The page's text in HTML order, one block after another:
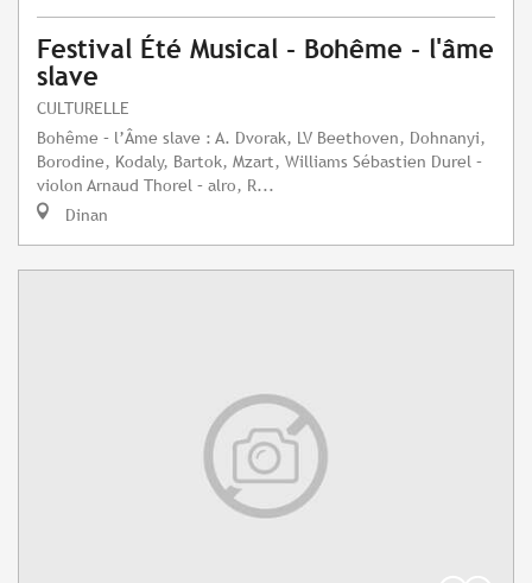
Festival Été Musical - Bohême - l'âme
slave
CULTURELLE
Bohême – l’Âme slave : A. Dvorak, LV Beethoven, Dohnanyi,
Borodine, Kodaly, Bartok, Mzart, Williams Sébastien Durel –
violon Arnaud Thorel – alro, R...
Dinan